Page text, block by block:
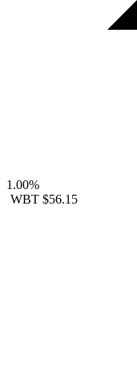
1.00%
WBT $56.15